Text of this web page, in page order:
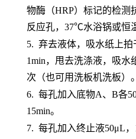
物酶（HRP）标记的检测
反应孔，37℃水浴锅或恒
5. 弃去液体，吸水纸上
1min，甩去洗涤液，吸水
次（也可用洗板机洗板）。
6. 每孔加入底物A、B各
15min。
7. 每孔加入终止液50μL